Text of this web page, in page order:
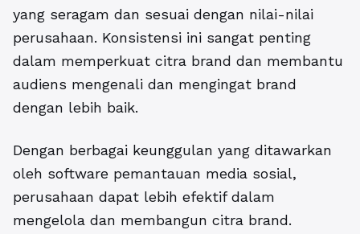
yang seragam dan sesuai dengan nilai-nilai
perusahaan. Konsistensi ini sangat penting
dalam memperkuat citra brand dan membantu
audiens mengenali dan mengingat brand
dengan lebih baik.
Dengan berbagai keunggulan yang ditawarkan
oleh software pemantauan media sosial,
perusahaan dapat lebih efektif dalam
mengelola dan membangun citra brand.